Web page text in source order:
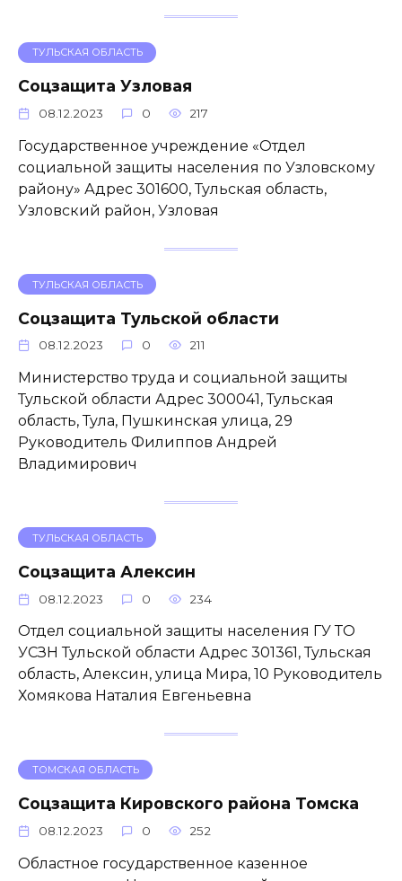
ТУЛЬСКАЯ ОБЛАСТЬ
Соцзащита Узловая
08.12.2023 0 217
Государственное учреждение «Отдел
социальной защиты населения по Узловскому
району» Адрес 301600, Тульская область,
Узловский район, Узловая
ТУЛЬСКАЯ ОБЛАСТЬ
Соцзащита Тульской области
08.12.2023 0 211
Министерство труда и социальной защиты
Тульской области Адрес 300041, Тульская
область, Тула, Пушкинская улица, 29
Руководитель Филиппов Андрей
Владимирович
ТУЛЬСКАЯ ОБЛАСТЬ
Соцзащита Алексин
08.12.2023 0 234
Отдел социальной защиты населения ГУ ТО
УСЗН Тульской области Адрес 301361, Тульская
область, Алексин, улица Мира, 10 Руководитель
Хомякова Наталия Евгеньевна
ТОМСКАЯ ОБЛАСТЬ
Соцзащита Кировского района Томска
08.12.2023 0 252
Областное государственное казенное